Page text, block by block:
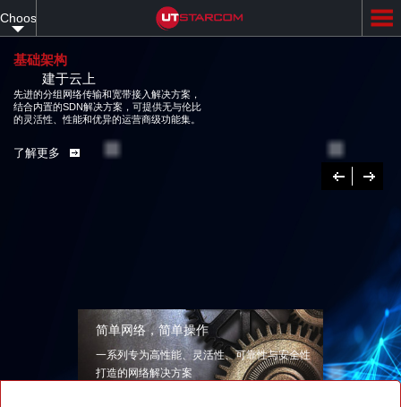
to
content
Choose
your
language
基础架构
建于云上
先进的分组网络传输和宽带接入解决方案，
结合内置的SDN解决方案，可提供无与伦比
的灵活性、性能和优异的运营商级功能集。
了解更多
Previous
下
一
简单网络，简单操作
一系列专为高性能、灵活性、可靠性与安全性
打造的网络解决方案